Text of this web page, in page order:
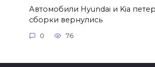
Автомобили Hyundai и Kia
сборки вернулись
0 76